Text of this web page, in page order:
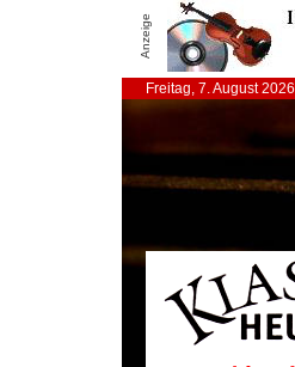
Anzeige
Freitag, 7. August 2026